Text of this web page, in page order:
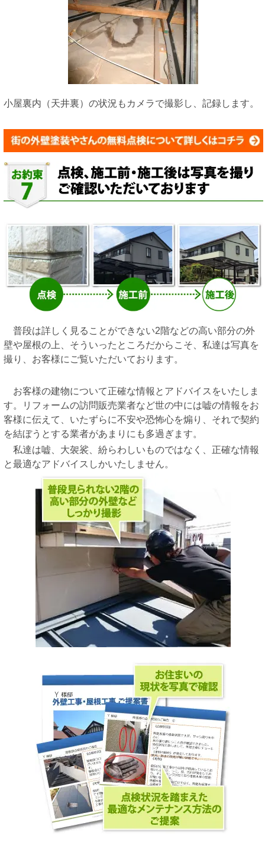
小屋裏内（天井裏）の状況もカメラで撮影し、記録します。
普段は詳しく見ることができない2階などの高い部分の外
壁や屋根の上、そういったところだからこそ、私達は写真を
撮り、お客様にご覧いただいております。
お客様の建物について正確な情報とアドバイスをいたしま
す。リフォームの訪問販売業者など世の中には嘘の情報をお
客様に伝えて、いたずらに不安や恐怖心を煽り、それで契約
を結ぼうとする業者があまりにも多過ぎます。
私達は嘘、大袈裟、紛らわしいものではなく、正確な情報
と最適なアドバイスしかいたしません。